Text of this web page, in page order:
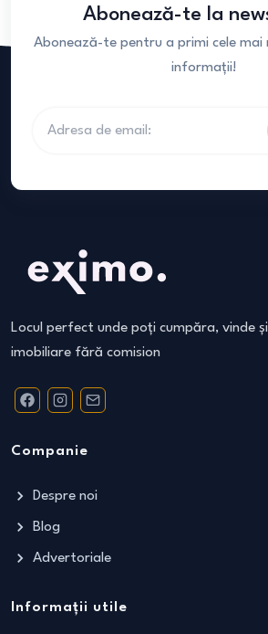
Abonează-te la
Abonează-te pentru a primi cele mai
informații!
Locul perfect unde poți cumpăra, vinde
imobiliare fără comision
Companie
Despre noi
Blog
Advertoriale
Informații utile